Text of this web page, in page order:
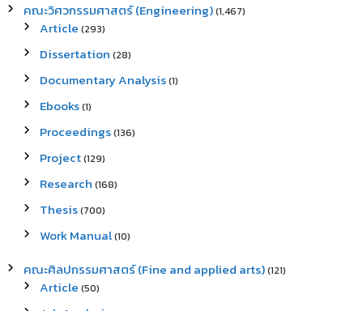
คณะวิศวกรรมศาสตร์ (Engineering)(1,467)
Article (293)
Dissertation (28)
Documentary Analysis(1)
Ebooks(1)
Proceedings(136)
Project(129)
Research (168)
Thesis(700)
Work Manual(10)
คณะศิลปกรรมศาสตร์ (Fine and applied arts)(121)
Article (50)